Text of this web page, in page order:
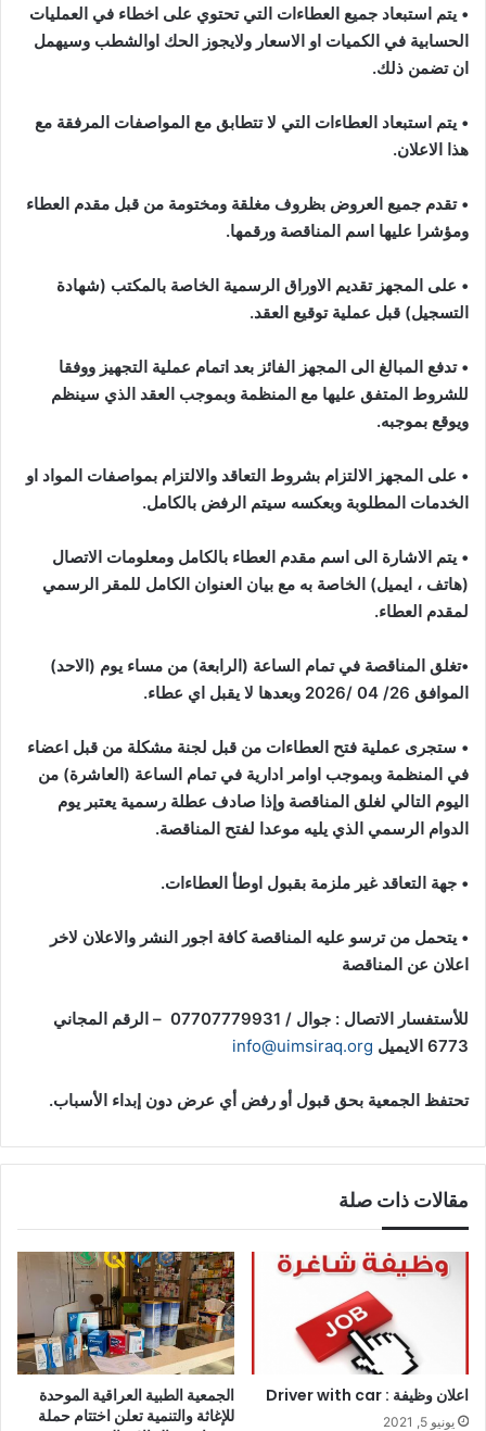
• يتم استبعاد جميع العطاءات التي تحتوي على اخطاء في العمليات
الحسابية في الكميات او الاسعار ولايجوز الحك اوالشطب وسيهمل
ان تضمن ذلك.
• يتم استبعاد العطاءات التي لا تتطابق مع المواصفات المرفقة مع
هذا الاعلان.
• تقدم جميع العروض بظروف مغلقة ومختومة من قبل مقدم العطاء
ومؤشرا عليها اسم المناقصة ورقمها.
• على المجهز تقديم الاوراق الرسمية الخاصة بالمكتب (شهادة
التسجيل) قبل عملية توقيع العقد.
• تدفع المبالغ الى المجهز الفائز بعد اتمام عملية التجهيز ووفقا
للشروط المتفق عليها مع المنظمة وبموجب العقد الذي سينظم
ويوقع بموجبه.
• على المجهز الالتزام بشروط التعاقد والالتزام بمواصفات المواد او
الخدمات المطلوبة وبعكسه سيتم الرفض بالكامل.
• يتم الاشارة الى اسم مقدم العطاء بالكامل ومعلومات الاتصال
(هاتف ، ايميل) الخاصة به مع بيان العنوان الكامل للمقر الرسمي
لمقدم العطاء.
•تغلق المناقصة في تمام الساعة (الرابعة) من مساء يوم (الاحد)
الموافق 26/ 04 /2026 وبعدها لا يقبل اي عطاء
.
• ستجرى عملية فتح العطاءات من قبل لجنة مشكلة من قبل اعضاء
في المنظمة وبموجب اوامر ادارية في تمام الساعة (العاشرة) من
اليوم التالي لغلق المناقصة وإذا صادف عطلة رسمية يعتبر يوم
الدوام الرسمي الذي يليه موعدا لفتح المناقصة.
• جهة التعاقد غير ملزمة بقبول اوطأ العطاءات.
• يتحمل من ترسو عليه المناقصة كافة اجور النشر والاعلان لاخر
اعلان عن المناقصة
للأستفسار الاتصال : جوال / 07707779931 – الرقم المجاني
6773 الايميل
info@uimsiraq.org
تحتفظ الجمعية بحق قبول أو رفض أي عرض دون إبداء الأسباب.
مقالات ذات صلة
اعلان وظيفة : Driver with car
يونيو 5, 2021
الجمعية الطبية العراقية الموحدة
للإغاثة والتنمية تعلن اختتام حملة